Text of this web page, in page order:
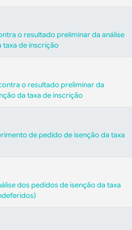
o resultado preliminar da análise
taxa de inscrição
o resultado preliminar da
da taxa de inscrição
de pedido de isenção da taxa
dos pedidos de isenção da taxa